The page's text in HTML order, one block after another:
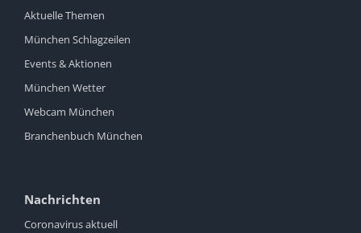
Aktuelle Themen
München Schlagzeilen
Events & Aktionen
München Wetter
Webcam München
Branchenbuch München
Nachrichten
Coronavirus aktuell